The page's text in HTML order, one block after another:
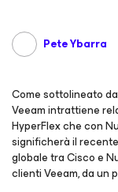
Pete Ybarra
Come sottolineato
Veeam intrattiene
HyperFlex che con
significherà il
globale tra Cisco e
clienti Veeam, da un